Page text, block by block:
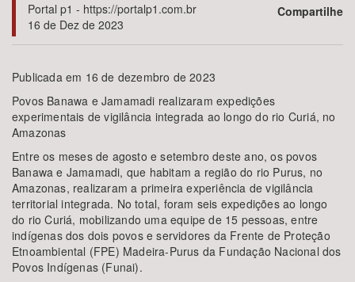
Tema
Subtema
Área de Levantamento
Área Protegida
BUSCAR
Portal p1 - https://portalp1.com.br
16 de Dez de 2023
Compartilhe
Publicada em 16 de dezembro de 2023
Povos Banawa e Jamamadi realizaram expedições
experimentais de vigilância integrada ao longo do rio Curiá, no
Amazonas
Entre os meses de agosto e setembro deste ano, os povos
Banawa e Jamamadi, que habitam a região do rio Purus, no
Amazonas, realizaram a primeira experiência de vigilância
territorial integrada. No total, foram seis expedições ao longo
do rio Curiá, mobilizando uma equipe de 15 pessoas, entre
indígenas dos dois povos e servidores da Frente de Proteção
Etnoambiental (FPE) Madeira-Purus da Fundação Nacional dos
Povos Indígenas (Funai).